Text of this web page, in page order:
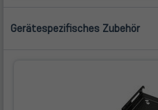
Gerätespezifisches Zubehör